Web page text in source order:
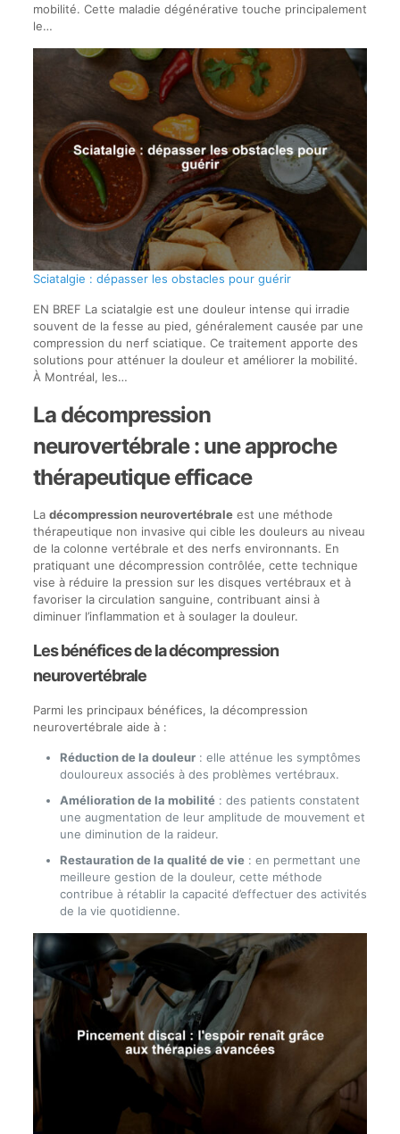
mobilité. Cette maladie dégénérative touche principalement
le…
Sciatalgie : dépasser les obstacles pour guérir
EN BREF La sciatalgie est une douleur intense qui irradie
souvent de la fesse au pied, généralement causée par une
compression du nerf sciatique. Ce traitement apporte des
solutions pour atténuer la douleur et améliorer la mobilité.
À Montréal, les…
La décompression
neurovertébrale : une approche
thérapeutique efficace
La décompression neurovertébraleest une méthode
thérapeutique non invasive qui cible les douleurs au niveau
de la colonne vertébrale et des nerfs environnants. En
pratiquant une décompression contrôlée, cette technique
vise à réduire la pression sur les disques vertébraux et à
favoriser la circulation sanguine, contribuant ainsi à
diminuer l’inflammation et à soulager la douleur.
Les bénéfices de la décompression
neurovertébrale
Parmi les principaux bénéfices, la décompression
neurovertébrale aide à :
Réduction de la douleur: elle atténue les symptômes
douloureux associés à des problèmes vertébraux.
Amélioration de la mobilité: des patients constatent
une augmentation de leur amplitude de mouvement et
une diminution de la raideur.
Restauration de la qualité de vie: en permettant une
meilleure gestion de la douleur, cette méthode
contribue à rétablir la capacité d’effectuer des activités
de la vie quotidienne.